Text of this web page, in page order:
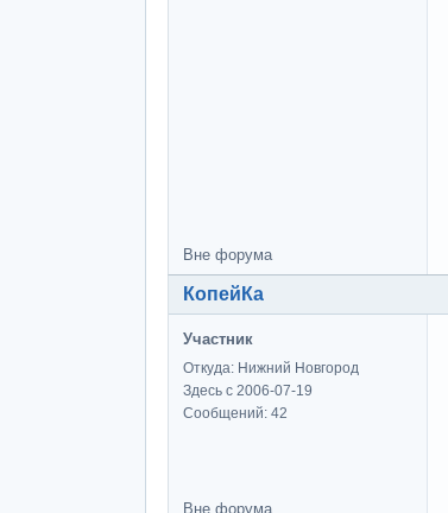
Вне форума
КопейКа
Участник
Откуда: Нижний Новгород
Здесь с 2006-07-19
Сообщений: 42
Вне форума